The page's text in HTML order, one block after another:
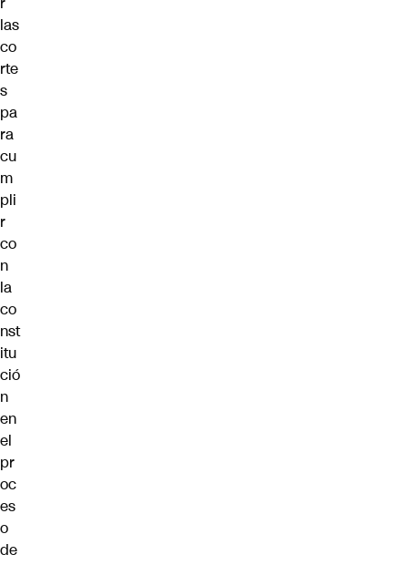
las
co
rte
s
pa
ra
cu
m
pli
r
co
n
la
co
nst
itu
ció
n
en
el
pr
oc
es
o
de